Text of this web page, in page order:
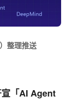
整理推送
「AI Agent